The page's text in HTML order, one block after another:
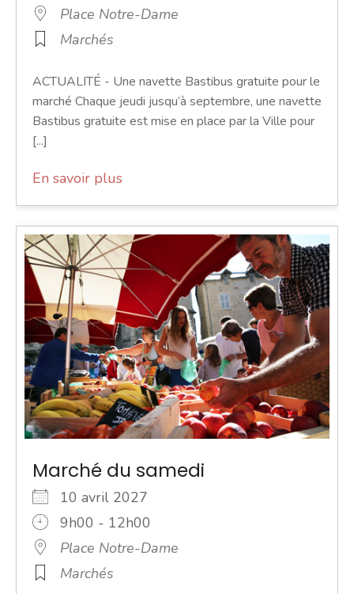
Place Notre-Dame
Marchés
ACTUALITÉ - Une navette Bastibus gratuite pour le
marché Chaque jeudi jusqu’à septembre, une navette
Bastibus gratuite est mise en place par la Ville pour
[...]
En savoir plus
Marché du samedi
10 avril 2027
9h00 - 12h00
Place Notre-Dame
Marchés